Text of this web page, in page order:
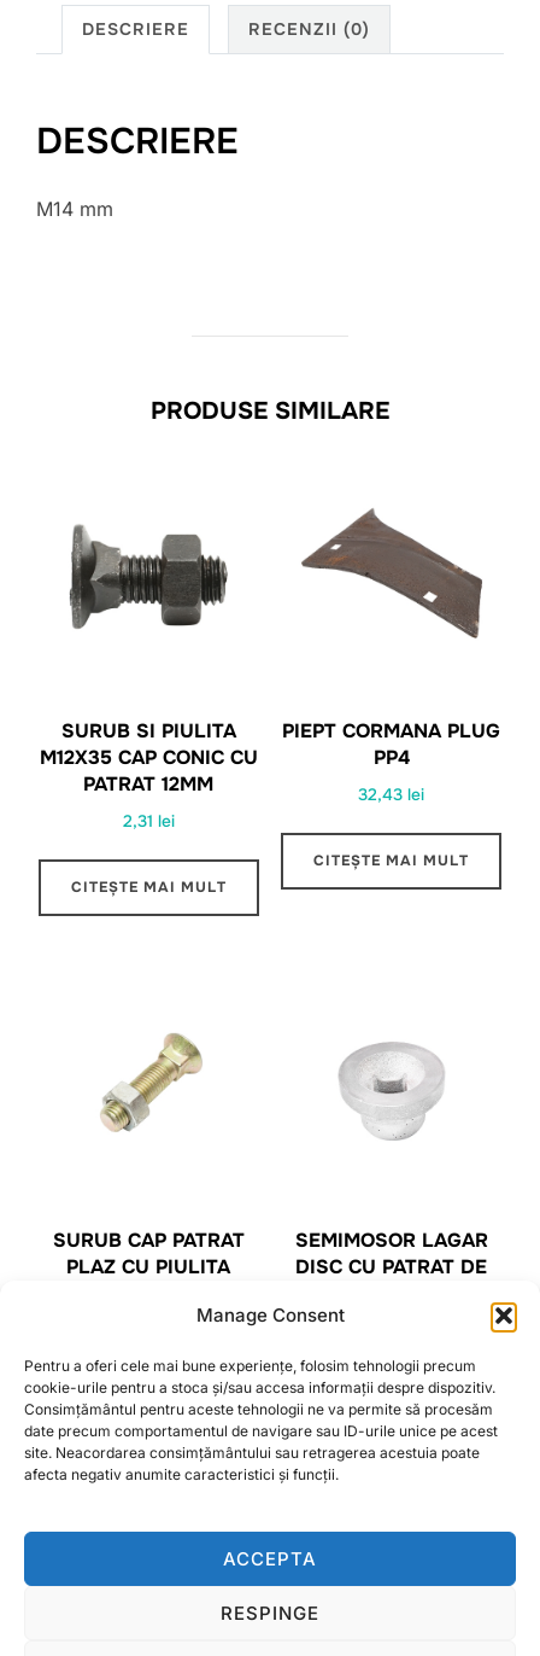
Manage Consent
Pentru a oferi cele mai bune experiențe, folosim tehnologii precum
cookie-urile pentru a stoca și/sau accesa informații despre dispozitiv.
Consimțământul pentru aceste tehnologii ne va permite să procesăm
date precum comportamentul de navigare sau ID-urile unice pe acest
site. Neacordarea consimțământului sau retragerea acestuia poate
afecta negativ anumite caracteristici și funcții.
ACCEPTA
RESPINGE
DESCRIERE RECENZII (0)
DESCRIERE
M14 mm
PRODUSE SIMILARE
SURUB SI PIULITA
M12X35 CAP CONIC CU
PATRAT 12MM
2,31 lei
CITEȘTE MAI MULT
PIEPT CORMANA PLUG
PP4
32,43lei
CITEȘTE MAI MULT
SURUB CAP PATRAT
PLAZ CU PIULITA
CITEȘTE MAI MULT
SEMIMOSOR LAGAR
DISC CU PATRAT DE
MARE PENTRU VOGEL
41,88lei
CITEȘTE MAI MULT